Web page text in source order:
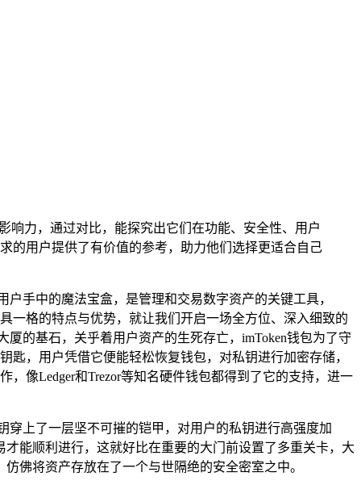
响力，通过对比，能探究出它们在功能、安全性、用户
的用户提供了有价值的参考，助力他们选择更适合自己
手中的魔法宝盒，是管理和交易数字资产的关键工具，
一格的特点与优势，就让我们开启一场全方位、深入细致的
的基石，关乎着用户资产的生死存亡，imToken钱包为了守
，用户凭借它便能轻松恢复钱包，对私钥进行加密存储，
像Ledger和Trezor等知名硬件钱包都得到了它的支持，进一
上了一层坚不可摧的铠甲，对用户的私钥进行高强度加
能顺利进行，这就好比在重要的大门前设置了多重关卡，大
佛将资产存放在了一个与世隔绝的安全密室之中。